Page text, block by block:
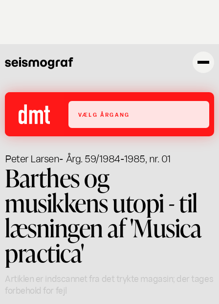
VÆLG ÅRGANG
Peter Larsen- Årg. 59/1984-1985, nr. 01
Barthes og
musikkens utopi - til
læsningen af 'Musica
practica'
Artiklen er indscannet fra det trykte magasin; der tages
forbehold for fejl